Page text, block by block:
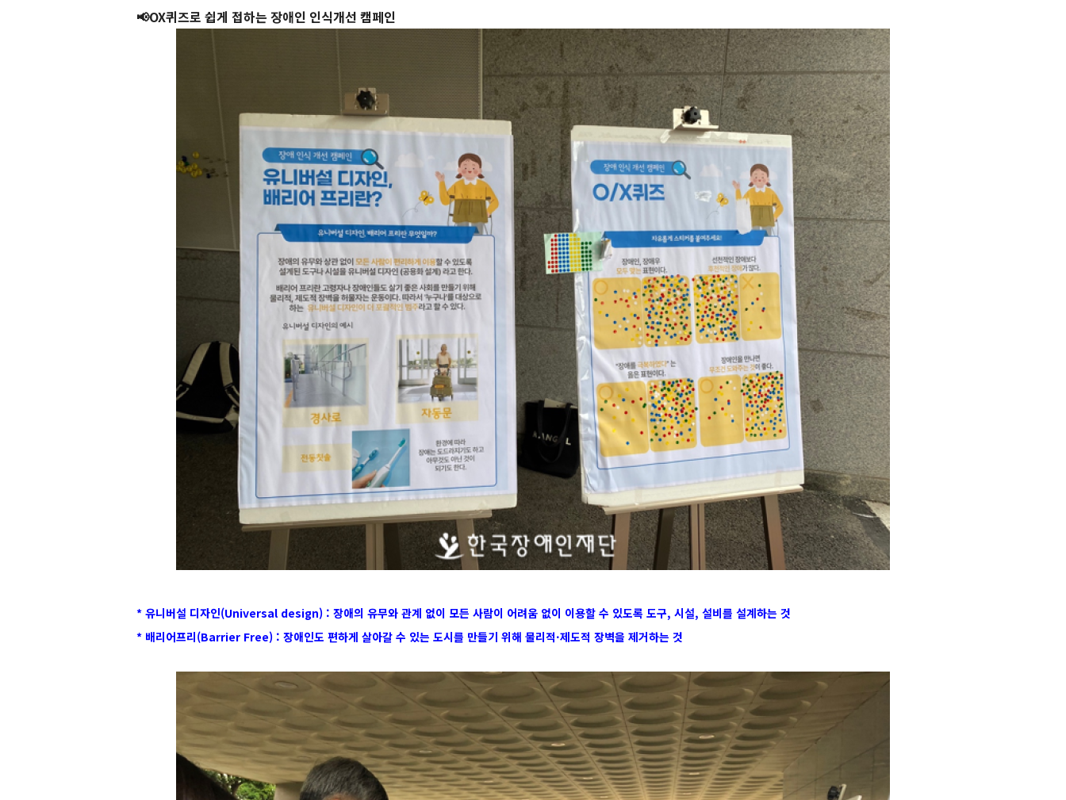
📢OX퀴즈로 쉽게 접하는 장애인 인식개선 캠페인
* 유니버설 디자인(Universal design) : 장애의 유무와 관계 없이 모든 사람이 어려움 없이 이용할 수 있도록 도구, 시설, 설비를 설계하는 것
* 배리어프리(Barrier Free) : 장애인도 편하게 살아갈 수 있는 도시를 만들기 위해 물리적·제도적 장벽을 제거하는 것